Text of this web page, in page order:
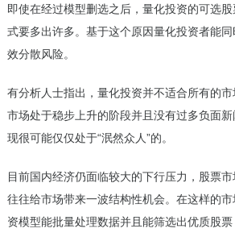
即使在经过模型删选之后，量化投资的可选
式要多出许多。基于这个原因量化投资者能
效分散风险。
有分析人士指出，量化投资并不适合所有的
市场处于稳步上升的阶段并且没有过多负面
现很可能仅仅处于“泯然众人”的。
目前国内经济仍面临较大的下行压力，股票
往往给市场带来一波结构性机会。在这样的
资模型能批量处理数据并且能筛选出优质股